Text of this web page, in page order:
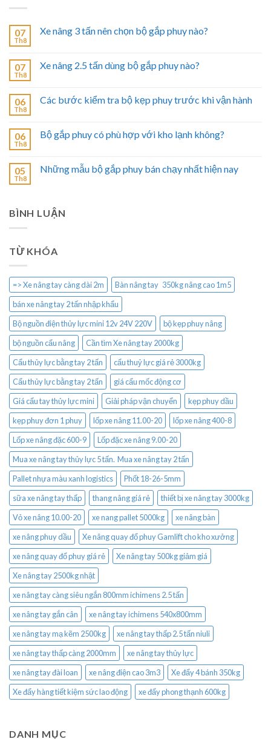
07
Th8
Xe nâng 3 tấn nên chọn bộ gắp phuy nào?
07
Th8
Xe nâng 2.5 tấn dùng bộ gắp phuy nào?
06
Th8
Các bước kiểm tra bộ kẹp phuy trước khi vận hành
06
Th8
Bộ gắp phuy có phù hợp với kho lạnh không?
05
Th8
Những mẫu bộ gắp phuy bán chạy nhất hiện nay
BÌNH LUẬN
TỪ KHÓA
=> Xe nâng tay càng dài 2m
Bàn nâng tay 350kg nâng cao 1m5
bán xe nâng tay 2 tấn nhập khẩu
Bộ nguồn điện thủy lực mini 12v 24V 220V
bộ kẹp phuy nâng
bộ nguồn cẩu nâng
Cần tìm Xe nâng tay 2000kg
Cẩu thủy lực bằng tay 2 tấn
cẩu thuỷ lực giá rẻ 3000kg
Cẩu thủy lực bằng tay 2 tấn
giá cẩu mốc động cơ
Giá cẩu tay thủy lực mini
Giải pháp vận chuyển
kẹp phuy dầu
kẹp phuy đơn 1 phuy
lốp xe nâng 11.00-20
lốp xe nâng 400-8
Lốp xe nâng đặc 600-9
Lốp đặc xe nâng 9.00-20
Mua xe nâng tay thủy lực 5 tấn. Mua xe nâng tay 2 tấn
Pallet nhựa màu xanh logistics
Phốt 18-26-5mm
sữa xe nâng tay thấp
thang nâng giá rẻ
thiết bị xe nâng tay 3000kg
Vỏ xe nâng 10.00-20
xe nang pallet 5000kg
xe nâng bàn
xe nâng phuy dầu
Xe nâng quay đổ phuy Gamlift cho kho xưởng
xe nâng quay đổ phuy giá rẻ
Xe nâng tay 500kg giảm giá
Xe nâng tay 2500kg nhật
xe nâng tay càng siêu ngắn 800mm ichimens 2.5 tấn
xe nâng tay gắn cân
xe nâng tay ichimens 540x800mm
xe nâng tay mạ kẽm 2500kg
xe nâng tay thấp 2.5 tấn niuli
xe nâng tay thấp càng 2000mm
xe nâng tay thủy lực
xe nâng tay đài loan
xe nâng điện cao 3m3
Xe đẩy 4 bánh 350kg
Xe đẩy hàng tiết kiệm sức lao động
xe đẩy phong thạnh 600kg
DANH MỤC